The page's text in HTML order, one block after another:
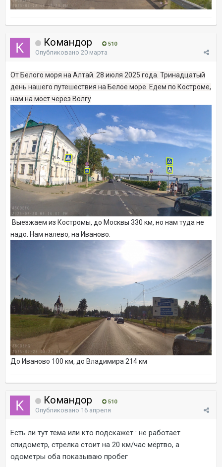
Командор 510
Опубликовано 20 марта
От Белого моря на Алтай. 28 июля 2025 года. Тринадцатый
день нашего путешествия на Белое море. Едем по Костроме,
нам на мост через Волгу
Выезжаем из Костромы, до Москвы 330 км, но нам туда не
надо. Нам налево, на Иваново.
До Иваново 100 км, до Владимира 214 км
Командор 510
Опубликовано 16 апреля
Есть ли тут тема или кто подскажет : не работает
спидометр, стрелка стоит на 20 км/час мёртво, а
одометры оба показываю пробег